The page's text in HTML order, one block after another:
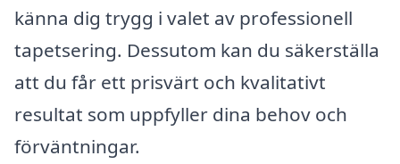
känna dig trygg i valet av professionell
tapetsering. Dessutom kan du säkerställa
att du får ett prisvärt och kvalitativt
resultat som uppfyller dina behov och
förväntningar.